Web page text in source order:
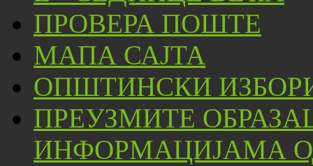
ПРОВЕРА ПОШТЕ
МАПА САЈТА
ОПШТИНСКИ
ПРЕУЗМИТЕ
ИНФОРМАЦИЈАМА